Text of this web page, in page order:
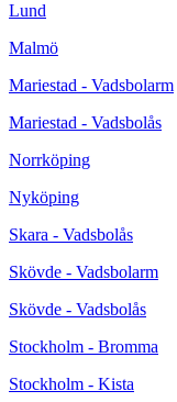
Lund
Malmö
Mariestad - Vadsbolarm
Mariestad - Vadsbolås
Norrköping
Nyköping
Skara - Vadsbolås
Skövde - Vadsbolarm
Skövde - Vadsbolås
Stockholm - Bromma
Stockholm - Kista